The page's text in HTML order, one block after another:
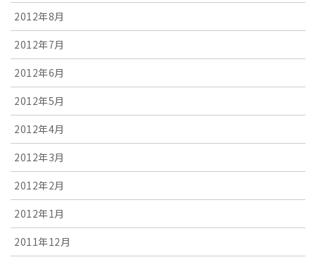
2012年8月
2012年7月
2012年6月
2012年5月
2012年4月
2012年3月
2012年2月
2012年1月
2011年12月